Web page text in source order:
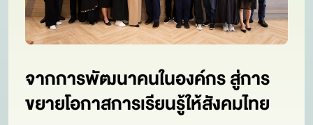
จากการพัฒนาคนในองค์กรสู่การ
ขยายโอกาสการเรียนรู้ให้สังคมไทย